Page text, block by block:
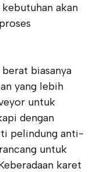
akan
biasanya
yang lebih
untuk
dengan
pelindung anti-
untuk
karet